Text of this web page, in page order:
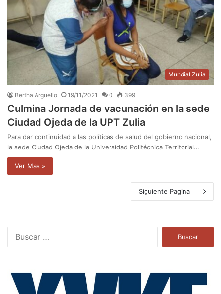
Mundial Zulia
Bertha Arguello 19/11/2021 0 399
Culmina Jornada de vacunación en la sede
Ciudad Ojeda de la UPT Zulia
Para dar continuidad a las políticas de salud del gobierno nacional,
la sede Ciudad Ojeda de la Universidad Politécnica Territorial…
Ver Mas »
Siguiente Pagina
a